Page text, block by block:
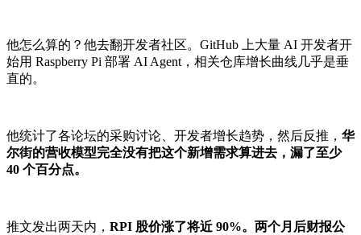
他怎么算的？他去翻开发者社区。GitHub 上大量 AI 开发者开
始用 Raspberry Pi 部署 AI Agent，相关仓库增长曲线几乎是垂
直的。
他统计了各论坛的采购讨论、开发者增长趋势，然后反推， 华
尔街的营收模型完全没有把这个新增需求算进去，漏了至少
40 个百分点。
推文发出两天内， RPI 股价涨了将近 90%。两个月后财报公